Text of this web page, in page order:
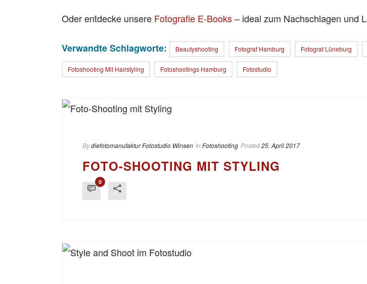
Oder entdecke unsere Fotografie E-Books– ideal zum Nachschlagen und
Verwandte Schlagworte: Beautyshooting Fotograf Hamburg Fotograf Lüneburg
Fotoshooting Mit Hairstyling Fotoshootings Hamburg Fotostudio
Bydiefotomanufaktur Fotostudio Winsen In Fotoshooting Posted25. April 2017
FOTO-SHOOTING MIT STYLING
0